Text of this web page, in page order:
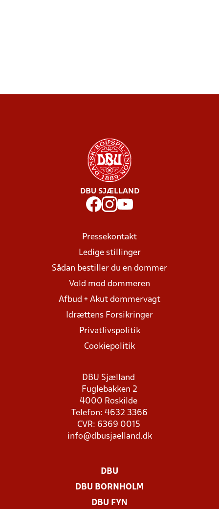
DBU SJÆLLAND
Pressekontakt
Ledige stillinger
Sådan bestiller du en dommer
Vold mod dommeren
Afbud + Akut dommervagt
Idrættens Forsikringer
Privatlivspolitik
Cookiepolitik
DBU Sjælland
Fuglebakken 2
4000 Roskilde
Telefon: 4632 3366
CVR: 6369 0015
info@dbusjaelland.dk
DBU
DBU BORNHOLM
DBU FYN